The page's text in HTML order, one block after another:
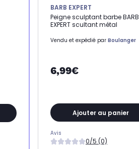
BARB EXPERT
Peigne sculptant barbe BARB
EXPERT scultant métal
Vendu et expédié par Boulanger
6,99€
Ajouter au panier
Avis
0/5 (0)